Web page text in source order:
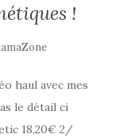
!
haul avec mes
le détail ci
18,20€ 2/